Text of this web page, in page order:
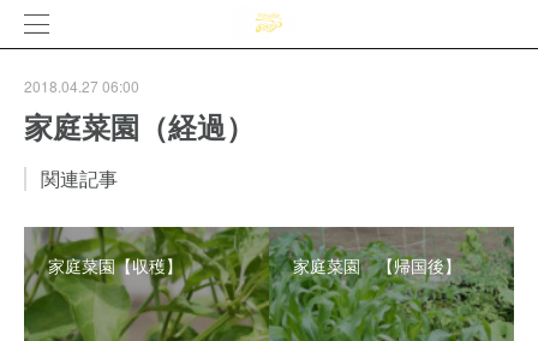
2018.04.27 06:00
家庭菜園（経過）
関連記事
家庭菜園【収穫】 家庭菜園 【帰国後】